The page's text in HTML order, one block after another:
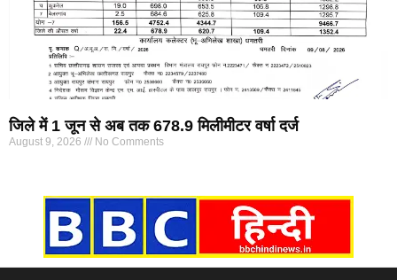
जिले में 1 जून से अब तक 678.9 मिलीमीटर वर्षा दर्ज
August 9, 2026 No Comments